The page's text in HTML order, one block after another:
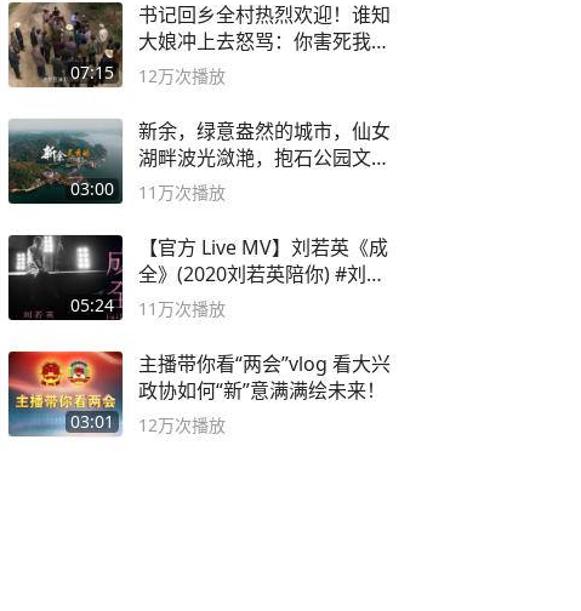
07:15
书记回乡全村热烈欢迎！谁知
大娘冲上去怒骂：你害死我儿
子
12万次播放
03:00
新余，绿意盎然的城市，仙女
湖畔波光潋滟，抱石公园文化
深邃……
11万次播放
05:24
【官方 Live MV】刘若英《成
全》(2020刘若英陪你) #刘若
英 #成全
11万次播放
03:01
主播带你看“两会”vlog 看大兴
政协如何“新”意满满绘未来！
12万次播放